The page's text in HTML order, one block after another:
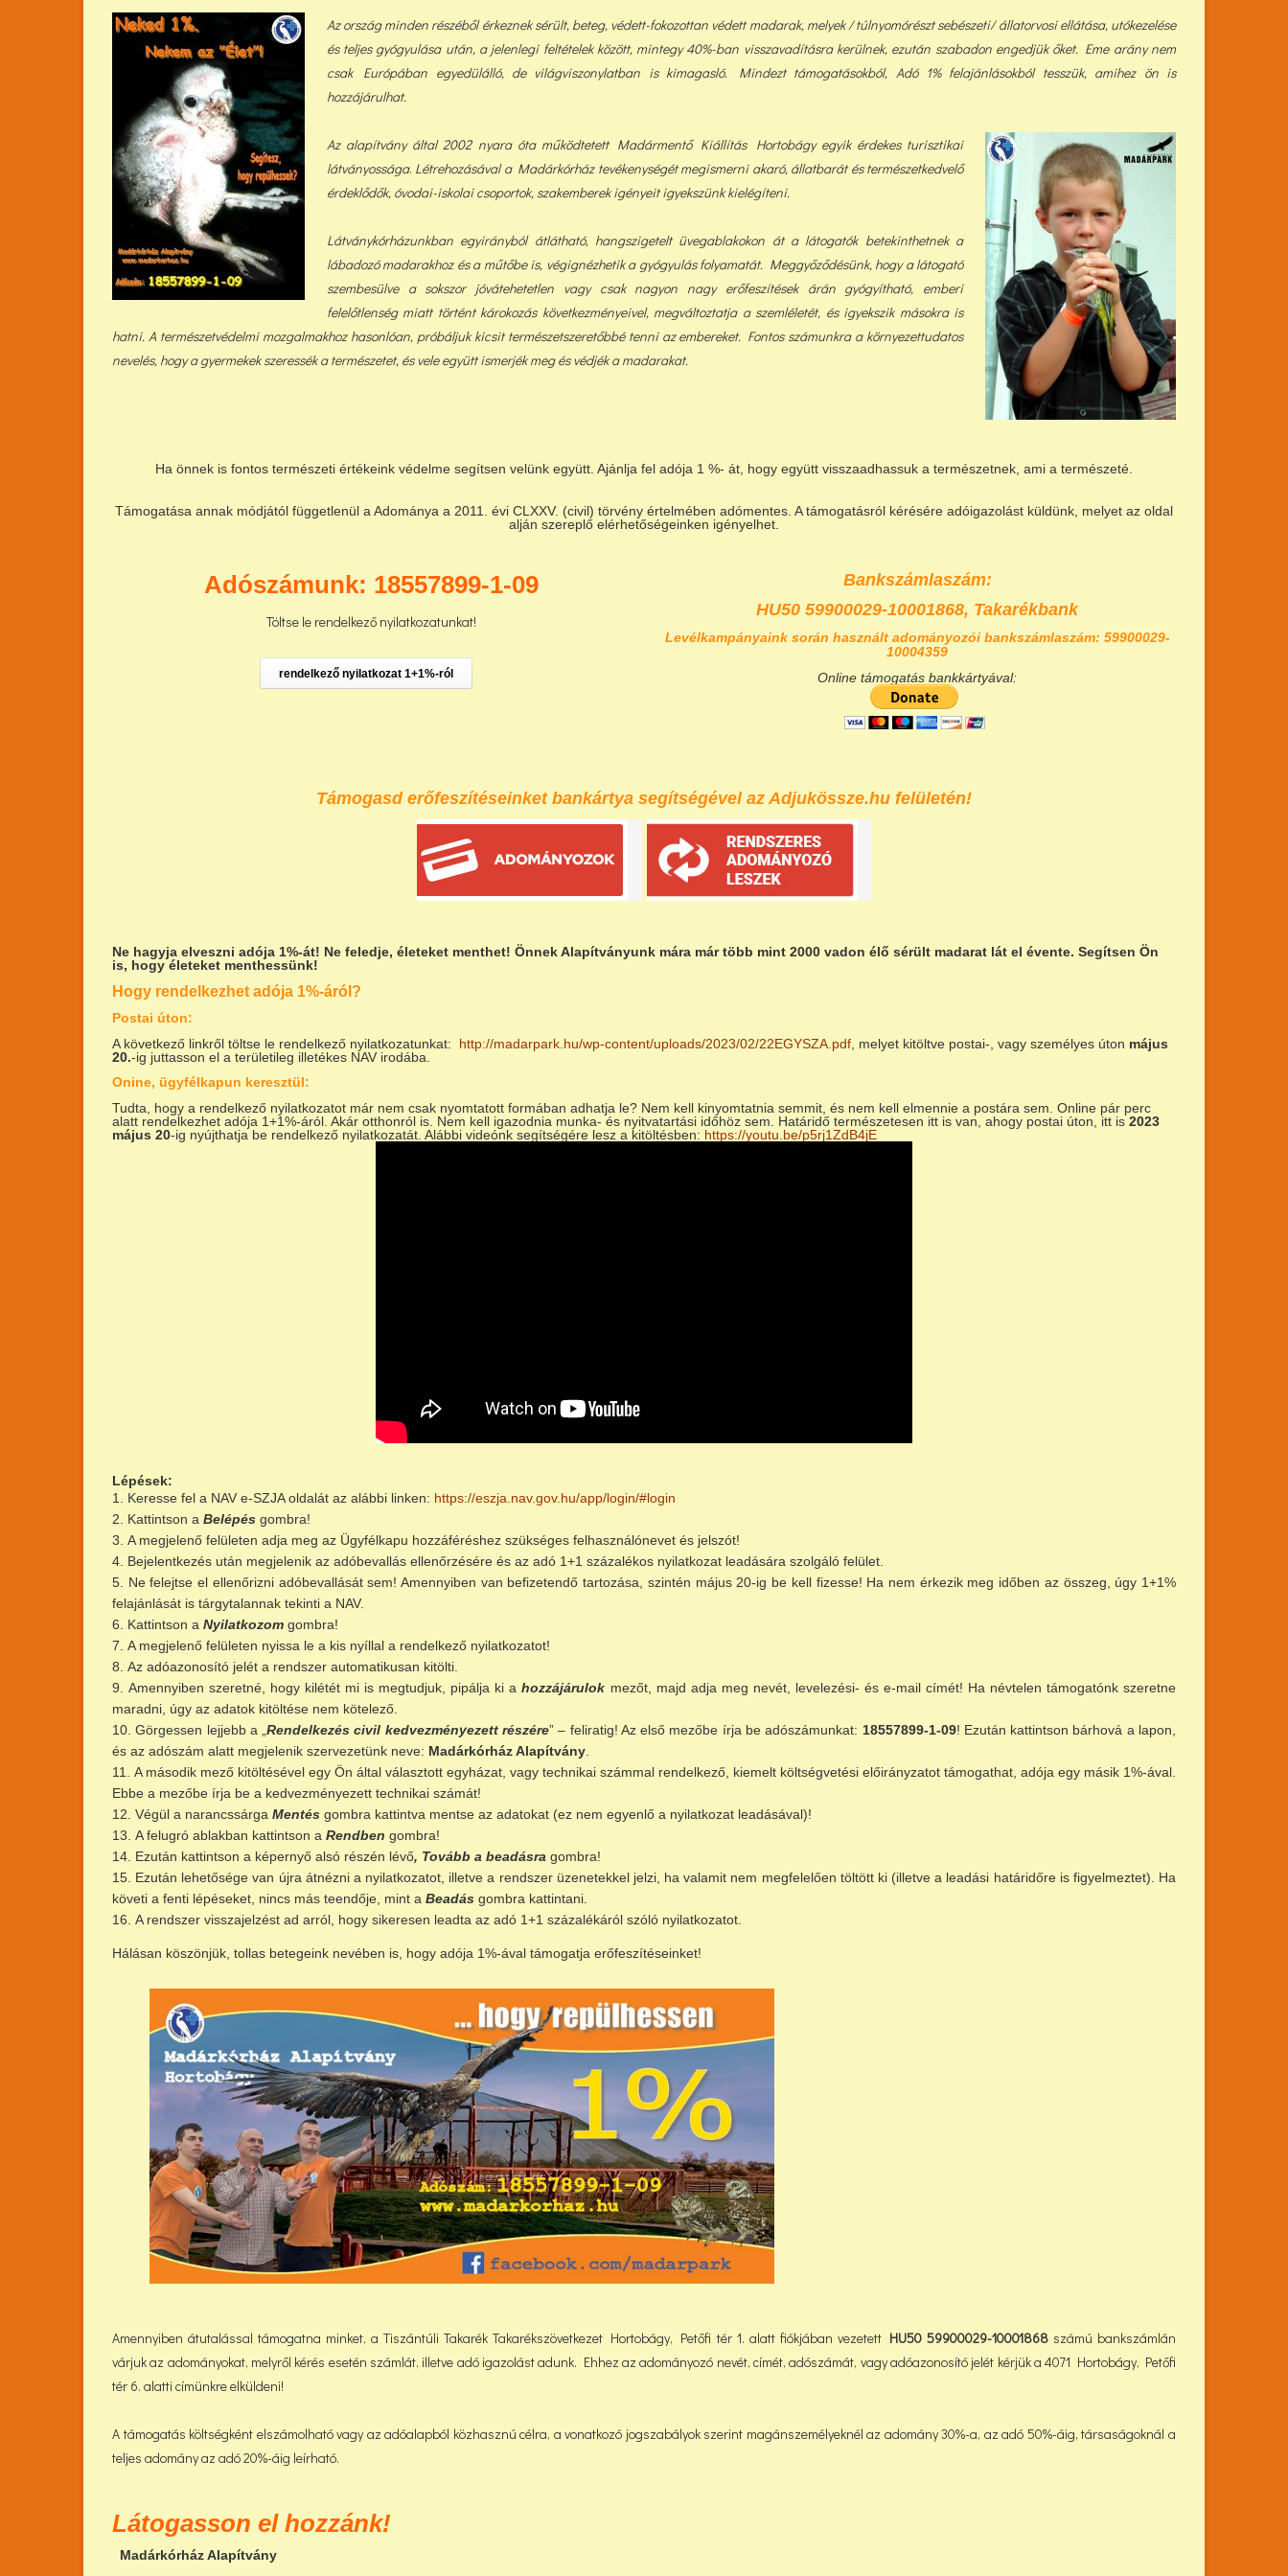
Az ország minden részéből érkeznek sérült, beteg, védett-fokozottan védett madarak, melyek / túlnyomórészt sebészeti/ állatorvosi ellátása, utókezelése
és teljes gyógyulása után, a jelenlegi feltételek között, mintegy 40%-ban visszavadításra kerülnek, ezután szabadon engedjük őket. Eme arány nem
csak Európában egyedülálló, de világviszonylatban is kimagasló. Mindezt támogatásokból, Adó 1% felajánlásokból tesszük, amihez ön is
hozzájárulhat.
Az alapítvány által 2002 nyara óta működtetett Madármentő Kiállítás Hortobágy egyik érdekes turisztikai
látványossága. Létrehozásával a Madárkórház tevékenységét megismerni akaró, állatbarát és természetkedvelő
érdeklődők, óvodai-iskolai csoportok, szakemberek igényeit igyekszünk kielégíteni.
Látványkórházunkban egyirányból átlátható, hangszigetelt üvegablakokon át a látogatók betekinthetnek a
lábadozó madarakhoz és a műtőbe is, végignézhetik a gyógyulás folyamatát. Meggyőződésünk, hogy a látogató
szembesülve a sokszor jóvátehetetlen vagy csak nagyon nagy erőfeszítések árán gyógyítható, emberi
felelőtlenség miatt történt károkozás következményeivel, megváltoztatja a szemléletét, és igyekszik másokra is
hatni. A természetvédelmi mozgalmakhoz hasonlóan, próbáljuk kicsit természetszeretőbbé tenni az embereket. Fontos számunkra a környezettudatos
nevelés, hogy a gyermekek szeressék a természetet, és vele együtt ismerjék meg és védjék a madarakat.
Ha önnek is fontos természeti értékeink védelme segítsen velünk együtt. Ajánlja fel adója 1 %- át, hogy együtt visszaadhassuk a természetnek, ami a természeté.
Támogatása annak módjától függetlenül a Adománya a 2011. évi CLXXV. (civil) törvény értelmében adómentes. A támogatásról kérésére adóigazolást küldünk, melyet az oldal
alján szereplő elérhetőségeinken igényelhet.
Adószámunk: 18557899-1-09
Töltse le rendelkező nyilatkozatunkat!
rendelkező nyilatkozat 1+1%-ról
Bankszámlaszám:
HU50 59900029-10001868, Takarékbank
Levélkampányaink során használt adományozói bankszámlaszám: 59900029-
10004359
Online támogatás bankkártyával:
Támogasd erőfeszítéseinket bankártya segítségével az Adjukössze.hu felületén!
Ne hagyja elveszni adója 1%-át! Ne feledje, életeket menthet! Önnek Alapítványunk mára már több mint 2000 vadon élő sérült madarat lát el évente. Segítsen Ön
is, hogy életeket menthessünk!
Hogy rendelkezhet adója 1%-áról?
Postai úton:
A következő linkről töltse le rendelkező nyilatkozatunkat: http://madarpark.hu/wp-content/uploads/2023/02/22EGYSZA.pdf, melyet kitöltve postai-, vagy személyes úton május
20.-ig juttasson el a területileg illetékes NAV irodába.
Onine, ügyfélkapun keresztül:
Tudta, hogy a rendelkező nyilatkozatot már nem csak nyomtatott formában adhatja le? Nem kell kinyomtatnia semmit, és nem kell elmennie a postára sem. Online pár perc
alatt rendelkezhet adója 1+1%-áról. Akár otthonról is. Nem kell igazodnia munka- és nyitvatartási időhöz sem. Határidő természetesen itt is van, ahogy postai úton, itt is 2023
május 20-ig nyújthatja be rendelkező nyilatkozatát. Alábbi videónk segítségére lesz a kitöltésben: https://youtu.be/p5rj1ZdB4jE
Lépések:
Keresse fel a NAV e-SZJA oldalát az alábbi linken: https://eszja.nav.gov.hu/app/login/#login
Kattintson a Belépés gombra!
A megjelenő felületen adja meg az Ügyfélkapu hozzáféréshez szükséges felhasználónevet és jelszót!
Bejelentkezés után megjelenik az adóbevallás ellenőrzésére és az adó 1+1 százalékos nyilatkozat leadására szolgáló felület.
Ne felejtse el ellenőrizni adóbevallását sem! Amennyiben van befizetendő tartozása, szintén május 20-ig be kell fizesse! Ha nem érkezik meg időben az összeg, úgy 1+1%
felajánlását is tárgytalannak tekinti a NAV.
Kattintson a Nyilatkozom gombra!
A megjelenő felületen nyissa le a kis nyíllal a rendelkező nyilatkozatot!
Az adóazonosító jelét a rendszer automatikusan kitölti.
Amennyiben szeretné, hogy kilétét mi is megtudjuk, pipálja ki ahozzájárulok mezőt, majd adja meg nevét, levelezési- és e-mail címét! Ha névtelen támogatónk szeretne
maradni, úgy az adatok kitöltése nem kötelező.
Görgessen lejjebb a „Rendelkezés civil kedvezményezett részére” – feliratig! Az első mezőbe írja be adószámunkat: 18557899-1-09! Ezután kattintson bárhová a lapon,
és az adószám alatt megjelenik szervezetünk neve: Madárkórház Alapítvány.
A második mező kitöltésével egy Ön által választott egyházat, vagy technikai számmal rendelkező, kiemelt költségvetési előirányzatot támogathat, adója egy másik 1%-ával.
Ebbe a mezőbe írja be a kedvezményezett technikai számát!
Végül a narancssárga Mentés gombra kattintva mentse az adatokat (ez nem egyenlő a nyilatkozat leadásával)!
A felugró ablakban kattintson a Rendben gombra!
Ezután kattintson a képernyő alsó részén lévő, Tovább a beadásra gombra!
Ezután lehetősége van újra átnézni a nyilatkozatot, illetve a rendszer üzenetekkel jelzi, ha valamit nem megfelelően töltött ki (illetve a leadási határidőre is figyelmeztet). Ha
követi a fenti lépéseket, nincs más teendője, mint a Beadás gombra kattintani.
A rendszer visszajelzést ad arról, hogy sikeresen leadta az adó 1+1 százalékáról szóló nyilatkozatot.
Hálásan köszönjük, tollas betegeink nevében is, hogy adója 1%-ával támogatja erőfeszítéseinket!
Amennyiben átutalással támogatna minket, a Tiszántúli Takarék Takarékszövetkezet Hortobágy, Petőfi tér 1. alatt fiókjában vezetettHU50 59900029-10001868számú bankszámlán
várjuk az adományokat, melyről kérés esetén számlát, illetve adó igazolást adunk. Ehhez az adományozó nevét, címét, adószámát, vagy adóazonosító jelét kérjük a 4071 Hortobágy, Petőfi
tér 6. alatti címünkre elküldeni!
A támogatás költségként elszámolható vagy az adóalapból közhasznú célra, a vonatkozó jogszabályok szerint magánszemélyeknél az adomány 30%-a, az adó 50%-áig, társaságoknál a
teljes adomány az adó 20%-áig leírható.
Látogasson el hozzánk!
Madárkórház Alapítvány